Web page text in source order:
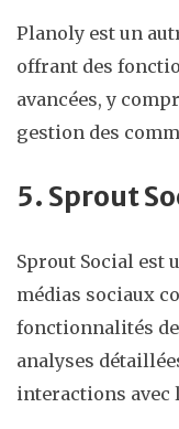
Planoly est un
offrant des
avancées, y
gestion des
5. Sprout
Sprout Social est
médias sociaux
fonctionnalités
analyses
interactions avec